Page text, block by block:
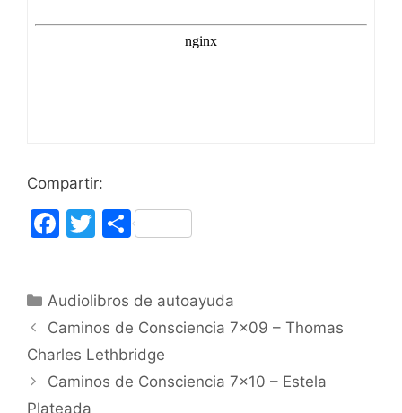
Compartir:
F
e
b
o
o
T
er
C
p
ar
tir
Categorías
Audiolibros de autoayuda
Caminos de Consciencia 7×09 – Thomas
Charles Lethbridge
Caminos de Consciencia 7×10 – Estela
Plateada